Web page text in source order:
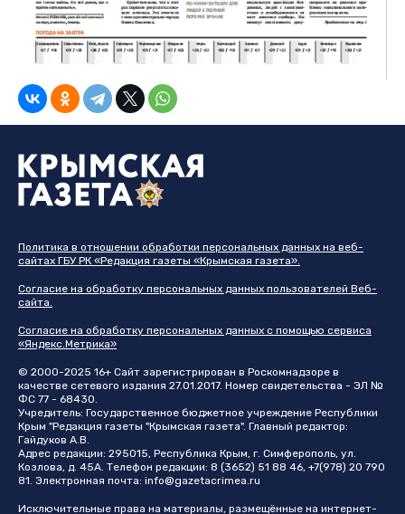
Политика в отношении обработки персональных данных на веб-
сайтах ГБУ РК «Редакция газеты «Крымская газета».
Согласие на обработку персональных данных пользователей Веб-
сайта.
Согласие на обработку персональных данных с помощью сервиса
«Яндекс.Метрика»
© 2000-2025 16+ Сайт зарегистрирован в Роскомнадзоре в
качестве сетевого издания 27.01.2017. Номер свидетельства - ЭЛ №
ФС 77 - 68430.
Учредитель: Государственное бюджетное учреждение Республики
Крым "Редакция газеты "Крымская газета". Главный редактор:
Гайдуков А.В.
Адрес редакции: 295015, Республика Крым, г. Симферополь, ул.
Козлова, д. 45А. Телефон редакции: 8 (3652) 51 88 46, +7(978) 20 790
81. Электронная почта: info@gazetacrimea.ru
Исключительные права на материалы, размещённые на интернет-